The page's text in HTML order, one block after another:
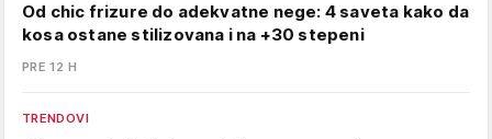
Od chic frizure do adekvatne nege: 4 saveta kako da
kosa ostane stilizovana i na +30 stepeni
PRE 12 H
TRENDOVI